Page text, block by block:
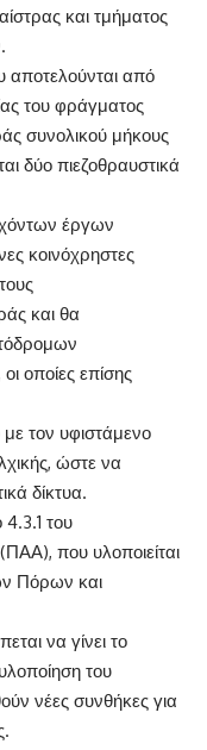
και τμήματος
από
του φράγματος
συνολικού μήκους
δύο πιεζοθραυστικά
έργων
κοινόχρηστες
και θα
οποίες επίσης
τον υφιστάμενο
ώστε να
δίκτυα.
του
που υλοποιείται
Πόρων και
να γίνει το
του
νέες συνθήκες για